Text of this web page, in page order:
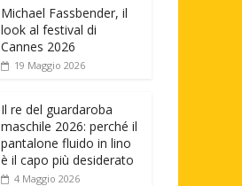
Michael Fassbender, il
look al festival di
Cannes 2026
19 Maggio 2026
Il re del guardaroba
maschile 2026: perché il
pantalone fluido in lino
è il capo più desiderato
4 Maggio 2026